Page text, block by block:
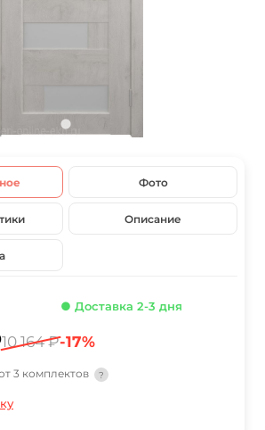
Фото
Описание
● Доставка 2-3 дня
10 164 ₽-17%
3 комплектов ?